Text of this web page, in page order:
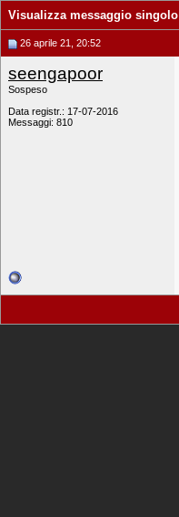
Visualizza messaggio singolo
26 aprile 21, 20:52
seengapoor
Sospeso
Data registr.: 17-07-2016
Messaggi: 810